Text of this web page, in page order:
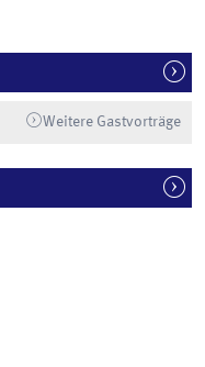
Weitere Gastvorträge